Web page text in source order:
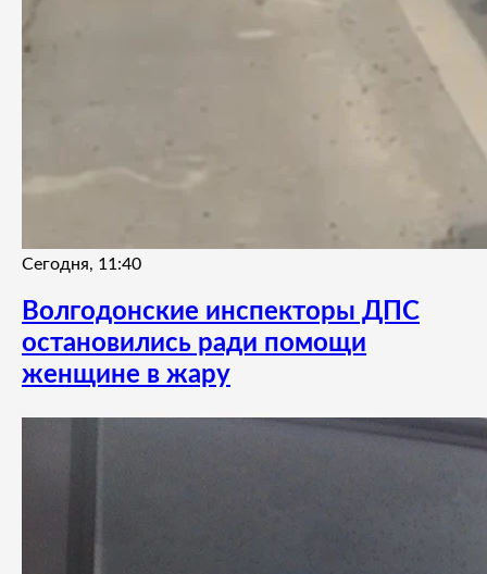
Сегодня, 11:40
Волгодонские инспекторы ДПС
остановились ради помощи
женщине в жару